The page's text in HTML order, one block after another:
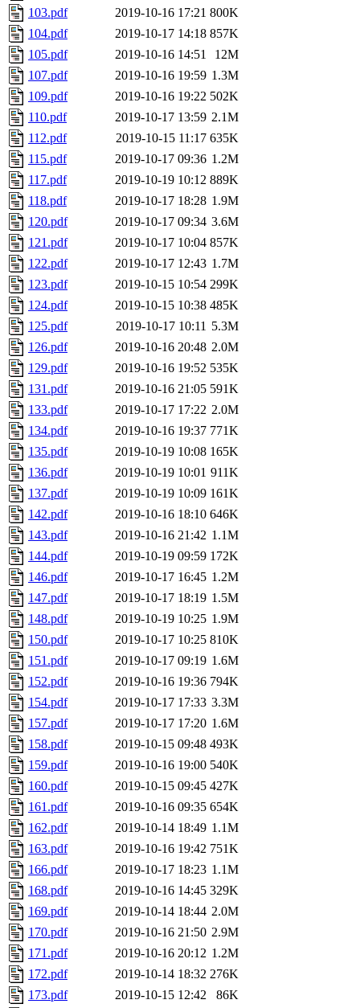
103.pdf
2019-10-16 17:21 800K
104.pdf
2019-10-17 14:18 857K
105.pdf
2019-10-16 14:51
12M
107.pdf
2019-10-16 19:59 1.3M
109.pdf
2019-10-16 19:22 502K
110.pdf
2019-10-17 13:59 2.1M
112.pdf
2019-10-15 11:17 635K
115.pdf
2019-10-17 09:36 1.2M
117.pdf
2019-10-19 10:12 889K
118.pdf
2019-10-17 18:28 1.9M
120.pdf
2019-10-17 09:34 3.6M
121.pdf
2019-10-17 10:04 857K
122.pdf
2019-10-17 12:43 1.7M
123.pdf
2019-10-15 10:54 299K
124.pdf
2019-10-15 10:38 485K
125.pdf
2019-10-17 10:11 5.3M
126.pdf
2019-10-16 20:48 2.0M
129.pdf
2019-10-16 19:52 535K
131.pdf
2019-10-16 21:05 591K
133.pdf
2019-10-17 17:22 2.0M
134.pdf
2019-10-16 19:37 771K
135.pdf
2019-10-19 10:08 165K
136.pdf
2019-10-19 10:01 911K
137.pdf
2019-10-19 10:09 161K
142.pdf
2019-10-16 18:10 646K
143.pdf
2019-10-16 21:42 1.1M
144.pdf
2019-10-19 09:59 172K
146.pdf
2019-10-17 16:45 1.2M
147.pdf
2019-10-17 18:19 1.5M
148.pdf
2019-10-19 10:25 1.9M
150.pdf
2019-10-17 10:25 810K
151.pdf
2019-10-17 09:19 1.6M
152.pdf
2019-10-16 19:36 794K
154.pdf
2019-10-17 17:33 3.3M
157.pdf
2019-10-17 17:20 1.6M
158.pdf
2019-10-15 09:48 493K
159.pdf
2019-10-16 19:00 540K
160.pdf
2019-10-15 09:45 427K
161.pdf
2019-10-16 09:35 654K
162.pdf
2019-10-14 18:49 1.1M
163.pdf
2019-10-16 19:42 751K
166.pdf
2019-10-17 18:23 1.1M
168.pdf
2019-10-16 14:45 329K
169.pdf
2019-10-14 18:44 2.0M
170.pdf
2019-10-16 21:50 2.9M
171.pdf
2019-10-16 20:12 1.2M
172.pdf
2019-10-14 18:32 276K
173.pdf
2019-10-15 12:42
86K